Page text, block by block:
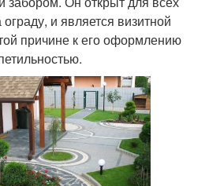
и является визитной
причине к его оформлению